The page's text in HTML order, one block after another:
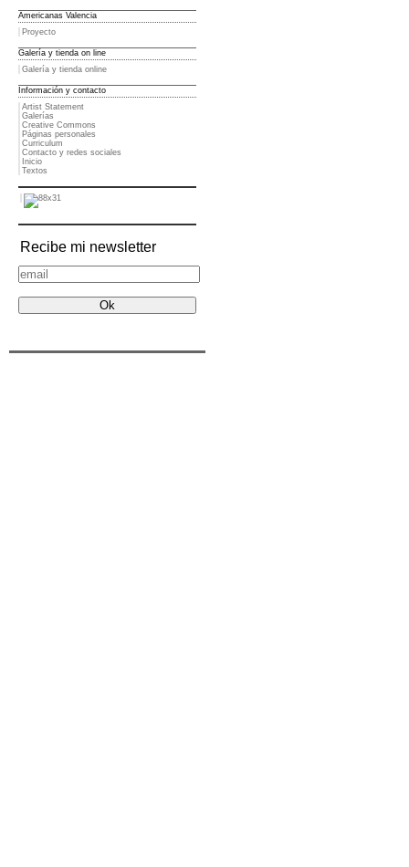
Americanas Valencia
Proyecto
Galería y tienda on line
Galería y tienda online
Información y contacto
Artist Statement
Galerías
Creative Commons
Páginas personales
Curriculum
Contacto y redes sociales
Inicio
Textos
Recibe mi newsletter